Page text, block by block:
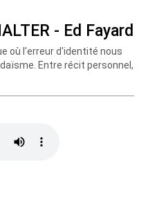
- Ed Fayard
où l'erreur d'identité nous
Entre récit personnel,